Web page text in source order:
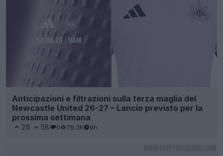
Anticipazioni e filtrazioni sulla terza maglia del
Newcastle United 26-27 – Lancio previsto per la
prossima settimana
26 58 0 79.3K 9h